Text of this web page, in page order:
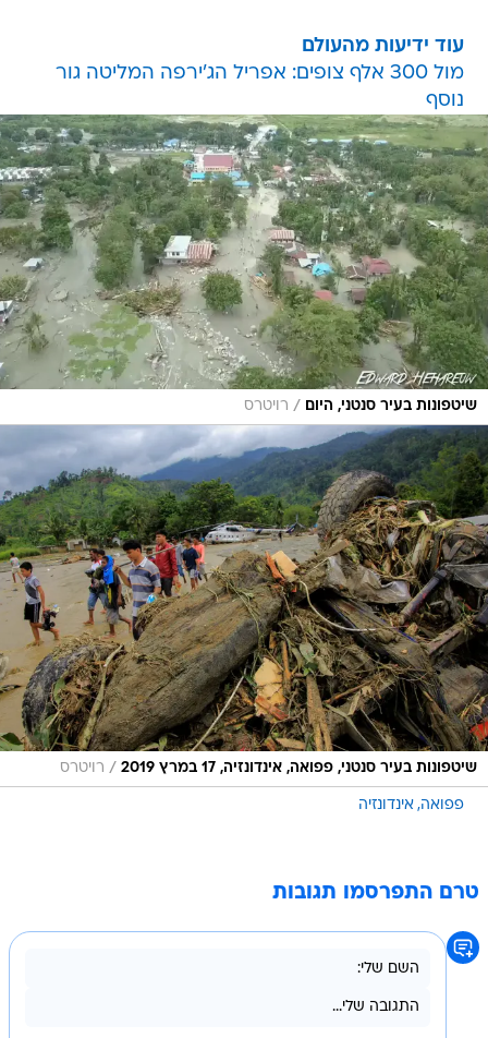
עוד ידיעות מהעולם
מול 300 אלף צופים: אפריל הג'ירפה המליטה גור
נוסף
שיטפונות בעיר סנטני, היום / רויטרס
שיטפונות בעיר סנטני, פפואה, אינדונזיה, 17 במרץ 2019 / רויטרס
פפואה אינדונזיה
טרם התפרסמו תגובות